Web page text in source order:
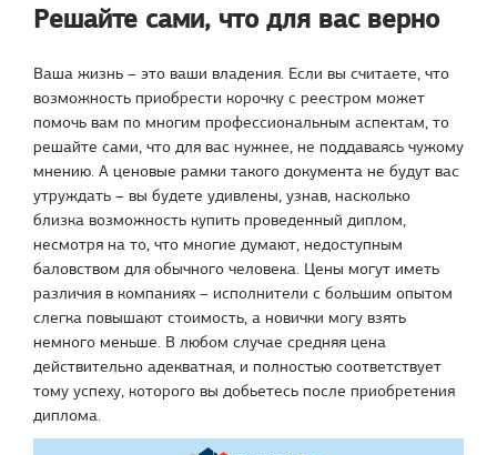
Решайте сами, что для вас верно
Ваша жизнь – это ваши владения. Если вы считаете, что
возможность приобрести корочку с реестром может
помочь вам по многим профессиональным аспектам, то
решайте сами, что для вас нужнее, не поддаваясь чужому
мнению. А ценовые рамки такого документа не будут вас
утруждать – вы будете удивлены, узнав, насколько
близка возможность купить проведенный диплом,
несмотря на то, что многие думают, недоступным
баловством для обычного человека. Цены могут иметь
различия в компаниях – исполнители с большим опытом
слегка повышают стоимость, а новички могу взять
немного меньше. В любом случае средняя цена
действительно адекватная, и полностью соответствует
тому успеху, которого вы добьетесь после приобретения
диплома.